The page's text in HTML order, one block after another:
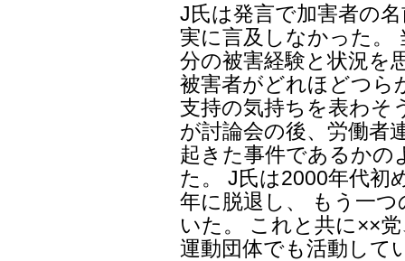
J氏は発言で加害者の
実に言及しなかった。
分の被害経験と状況を
被害者がどれほどつら
支持の気持ちを表わそ
が討論会の後、労働者
起きた事件であるかの
た。 J氏は2000年代初
年に脱退し、 もう一
いた。 これと共に××
運動団体でも活動して